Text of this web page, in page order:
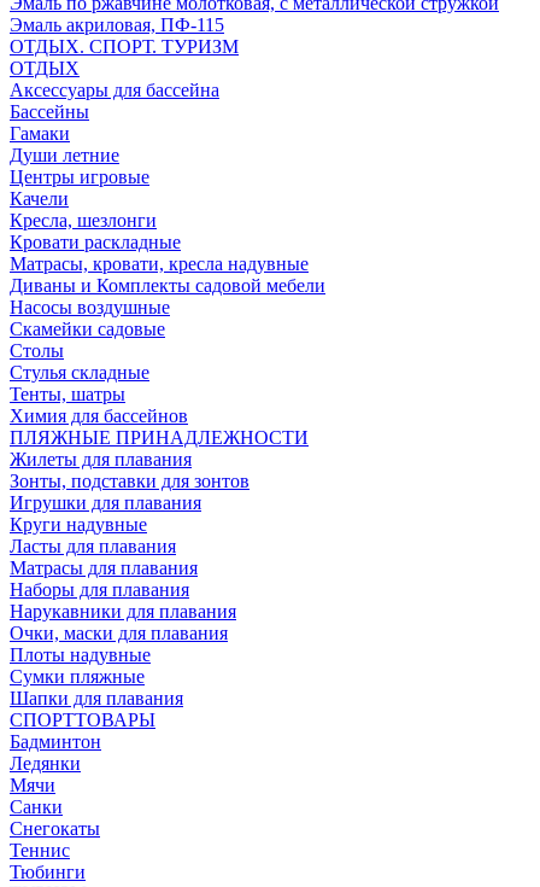
Эмаль акриловая, ПФ-115
ОТДЫХ. СПОРТ. ТУРИЗМ
ОТДЫХ
Аксессуары для бассейна
Бассейны
Гамаки
Души летние
Центры игровые
Качели
Кресла, шезлонги
Кровати раскладные
Матрасы, кровати, кресла надувные
Диваны и Комплекты садовой мебели
Насосы воздушные
Скамейки садовые
Столы
Стулья складные
Тенты, шатры
Химия для бассейнов
ПЛЯЖНЫЕ ПРИНАДЛЕЖНОСТИ
Жилеты для плавания
Зонты, подставки для зонтов
Игрушки для плавания
Круги надувные
Ласты для плавания
Матрасы для плавания
Наборы для плавания
Нарукавники для плавания
Очки, маски для плавания
Плоты надувные
Сумки пляжные
Шапки для плавания
СПОРТТОВАРЫ
Бадминтон
Ледянки
Мячи
Санки
Снегокаты
Теннис
Тюбинги